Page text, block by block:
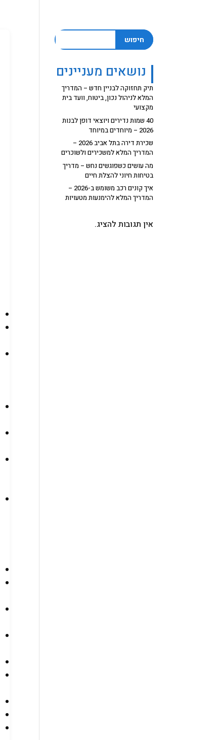
חיפוש
נושאים מעניינים
תיק תחזוקה לבניין חדש – המדריך
המלא לניהול נכון, ביטוח, וועד בית
מקצועי
40 שמות נדירים ויוצאי דופן לבנות
2026 – מיוחדים במיוחד
שכירת דירה בתל אביב 2026 –
המדריך המלא למשכירים ולשוכרים
מה עושים כשפוגשים נחש – מדריך
בטיחות חיוני להצלת חיים
איך קונים רכב משומש ב-2026 –
המדריך המלא להימנעות מטעויות
אין תגובות להציג.